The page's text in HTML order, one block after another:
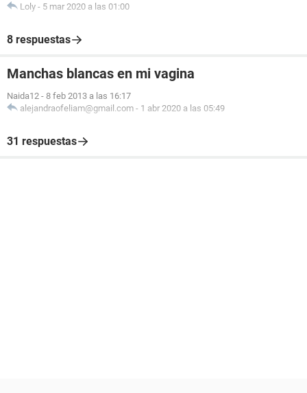
Loly - 5 mar 2020 a las 01:00
8 respuestas
Manchas blancas en mi vagina
Naida12 - 8 feb 2013 a las 16:17
alejandraofeliam@gmail.com - 1 abr 2020 a las 05:49
31 respuestas